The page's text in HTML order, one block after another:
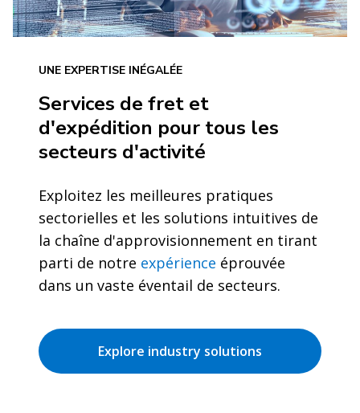
UNE EXPERTISE INÉGALÉE
Services de fret et
d'expédition pour tous les
secteurs d'activité
Exploitez les meilleures pratiques
sectorielles et les solutions intuitives de
la chaîne d'approvisionnement en tirant
parti de notre expérience éprouvée
dans un vaste éventail de secteurs.
Explore industry solutions